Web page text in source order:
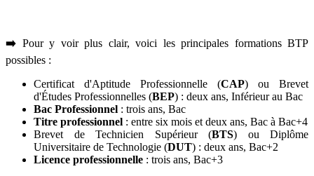
➡️ Pour y voir plus clair, voici les principales formations BTP
possibles :
Certificat d'Aptitude Professionnelle (CAP) ou Brevet
d'Études Professionnelles (BEP) : deux ans, Inférieur au Bac
Bac Professionnel : trois ans, Bac
Titre professionnel : entre six mois et deux ans, Bac à Bac+4
Brevet de Technicien Supérieur (BTS) ou Diplôme
Universitaire de Technologie (DUT) : deux ans, Bac+2
Licence professionnelle : trois ans, Bac+3